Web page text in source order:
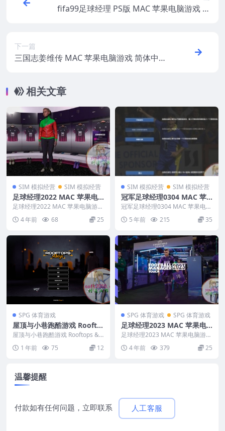
fifa99足球经理 PS版 MAC 苹果电脑游戏 英
下一篇
三国志姜维传 MAC 苹果电脑游戏 简体中文
相关文章
SIM 模拟经营 SIM 模拟经营
足球经理2022 MAC 苹果电
脑游戏 原生版 支援10.15 11
12 13 适用于APPLE CPU
足球经理2022 MAC 苹果电脑游戏
4 年前 68 25
SIM 模拟经营 SIM 模拟经营
冠军足球经理0304 MAC 苹
果电脑游戏 简体中文版 支援
10.13 10.14 10.15 11 12 适
用于APPLE CPU
冠军足球经理0304 MAC 苹果电脑
游戏 简体中文版 支援10.13 10.1...
5 年前 215 35
SPG 体育游戏
屋顶与小巷跑酷游戏 Roofto
ps & Alleys: The Parkour
Game WIN游戏 PC电脑游戏
适配系统WIN10 WIN11
屋顶与小巷跑酷游戏 Rooftops &
1 年前 75 12
SPG 体育游戏 SPG 体育游戏
足球经理2023 MAC 苹果电
脑游戏 原生版 支持10.15 11
12 13 适用APPLE CPU
足球经理2023 MAC 苹果电脑游戏
4 年前 379 25
温馨提醒
付款如有任何问题，立即联系 人工客服